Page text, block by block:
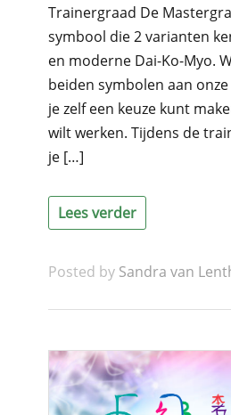
Trainergraad De
symbool die 2 varianten
en moderne Dai-Ko-Myo.
beiden symbolen aan
je zelf een keuze kunt
wilt werken. Tijdens de
je […]
Lees verder
Posted by Sandra van